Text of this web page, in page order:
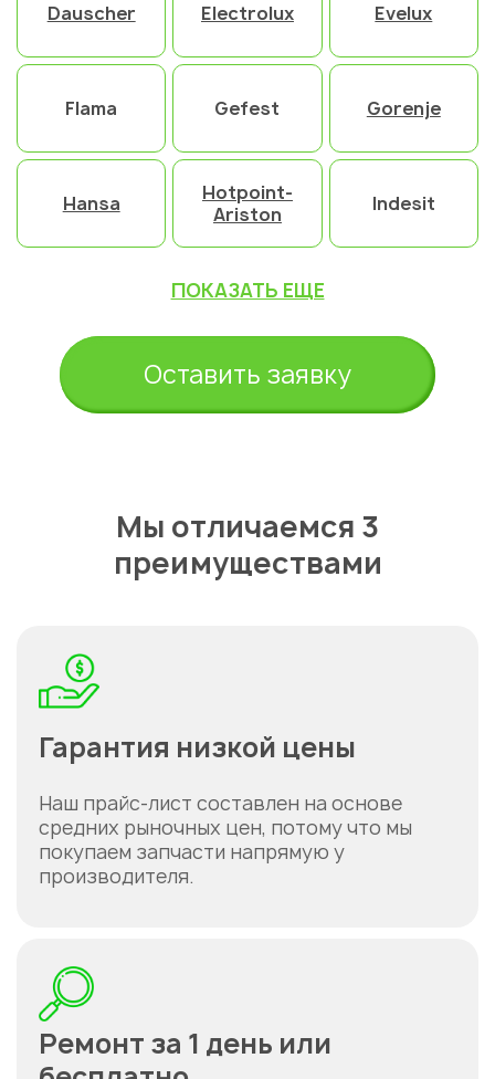
Dauscher Electrolux Evelux
Flama Gefest Gorenje
Hansa
Hotpoint-
Ariston
Indesit
ПОКАЗАТЬ ЕЩЕ
Оставить заявку
Мы отличаемся 3
преимуществами
Гарантия низкой цены
Наш прайс-лист составлен на основе
средних рыночных цен, потому что мы
покупаем запчасти напрямую у
производителя.
Ремонт за 1 день или
Укажите из какого вы
города